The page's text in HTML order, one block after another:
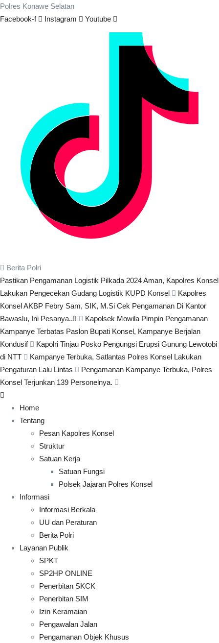
Polres Konawe Selatan
Facebook-f
Instagram Youtube
Berita Polri
Pastikan Pengamanan Logistik Pilkada 2024 Aman, Kapolres Konsel
Lakukan Pengecekan Gudang Logistik KUPD Konsel
Kapolres
Konsel AKBP Febry Sam, SIK, M.Si Cek Pengamanan Di Kantor
Bawaslu, Ini Pesanya..!!
Kapolsek Mowila Pimpin Pengamanan
Kampanye Terbatas Paslon Bupati Konsel, Kampanye Berjalan
Kondusif
Kapolri Tinjau Posko Pengungsi Erupsi Gunung Lewotobi
di NTT
Kampanye Terbuka, Satlantas Polres Konsel Lakukan
Pengaturan Lalu Lintas
Pengamanan Kampanye Terbuka, Polres
Konsel Terjunkan 139 Personelnya.
Home
Tentang
Pesan Kapolres Konsel
Struktur
Satuan Kerja
Satuan Fungsi
Polsek Jajaran Polres Konsel
Informasi
Informasi Berkala
UU dan Peraturan
Berita Polri
Layanan Publik
SPKT
SP2HP ONLINE
Penerbitan SKCK
Penerbitan SIM
Izin Keramaian
Pengawalan Jalan
Pengamanan Objek Khusus